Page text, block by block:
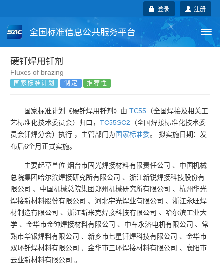
注册
登录
全国标准信息公共服务平台
国家标准
团体标准 企业标准
国外标准 技术委员会
硬钎焊用钎剂
Fluxes of brazing
国家标准计划 制定 推荐性
国家标准计划《硬钎焊用钎剂》由 TC55 （全国焊接及相关工
艺标准化技术委员会）归口， TC55SC2 （全国焊接标准化技术委
员会钎焊分会）执行 ，主管部门为国家标准委。 拟实施日期：发
布后6个月正式实施。
主要起草单位 烟台市固光焊接材料有限责任公司 、 中国机械
总院集团哈尔滨焊接研究所有限公司 、 浙江新锐焊接科技股份有
限公司 、 中国机械总院集团郑州机械研究所有限公司 、 杭州华光
焊接新材料股份有限公司 、 河北宇光焊业有限公司 、 浙江永旺焊
材制造有限公司 、 浙江斯米克焊接科技有限公司 、 哈尔滨工业大
学 、 金华市金钟焊接材料有限公司 、 中车永济电机有限公司 、 常
熟市华银焊料有限公司 、 新乡市七星钎焊科技有限公司 、 金华市
双环钎焊材料有限公司 、 金华市三环焊接材料有限公司 、 襄阳市
云业新材料有限公司 。